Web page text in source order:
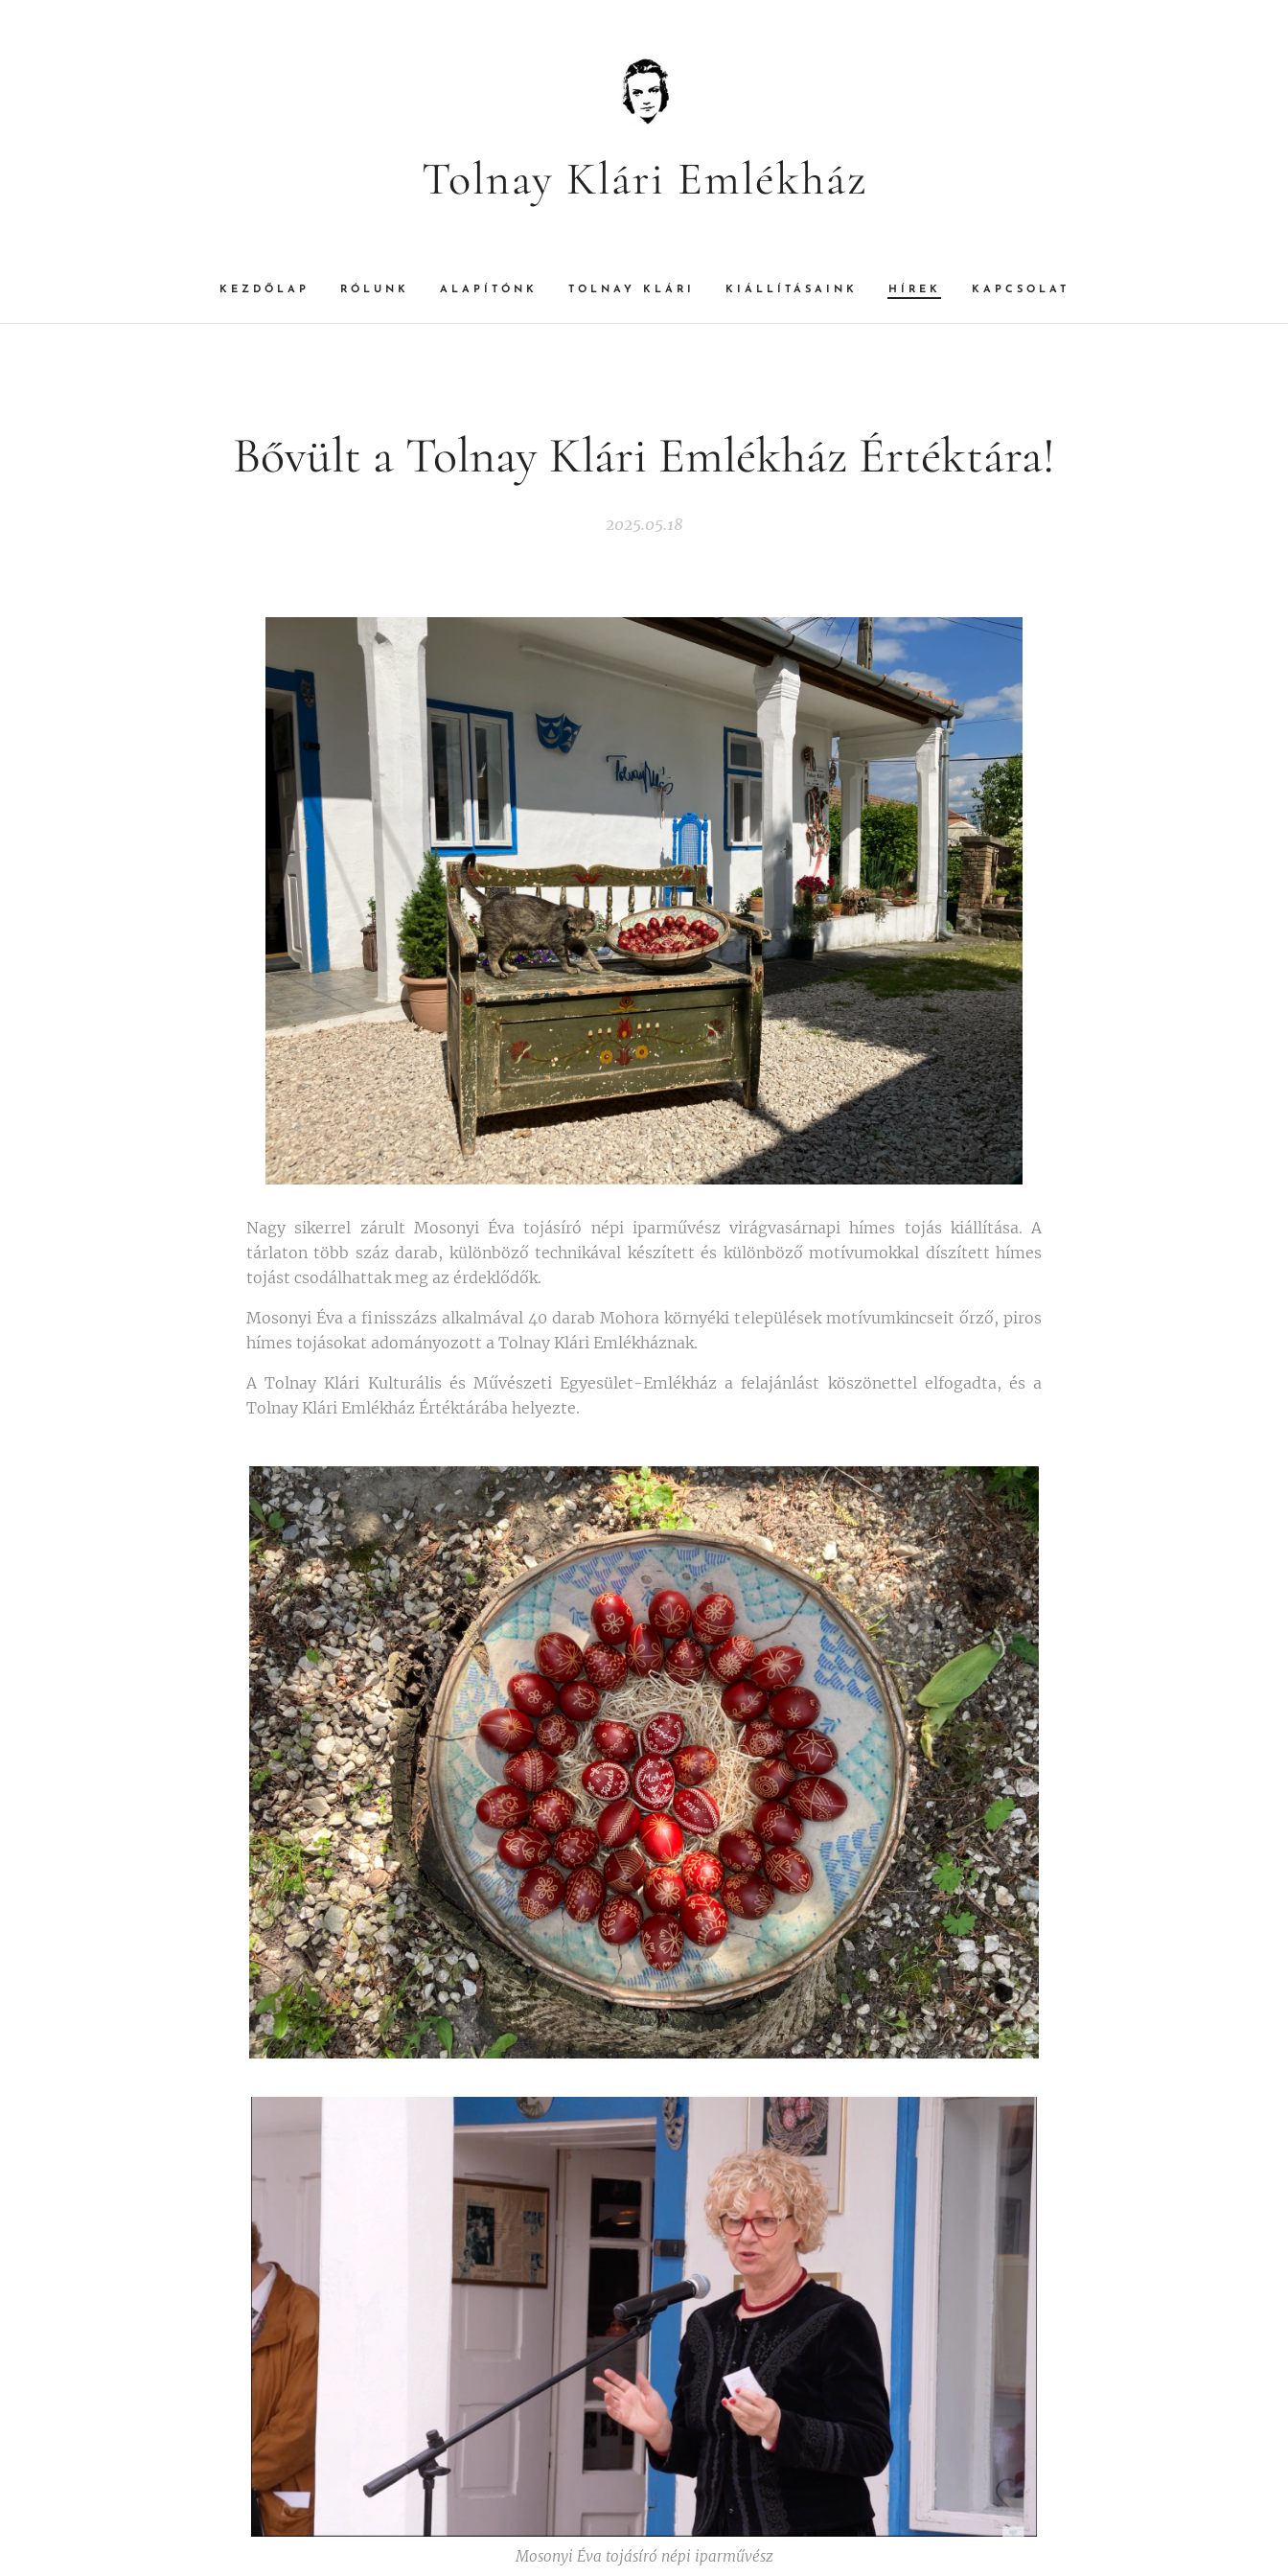
Tolnay Klári Emlékház
KEZDŐLAP RÓLUNK ALAPÍTÓNK TOLNAY KLÁRI KIÁLLÍTÁSAINK HÍREK KAPCSOLAT
Bővült a Tolnay Klári Emlékház Értéktára!
2025.05.18
Nagy sikerrel zárult Mosonyi Éva tojásíró népi iparművész virágvasárnapi hímes tojás kiállítása. A
tárlaton több száz darab, különböző technikával készített és különböző motívumokkal díszített hímes
tojást csodálhattak meg az érdeklődők.
Mosonyi Éva a finisszázs alkalmával 40 darab Mohora környéki települések motívumkincseit őrző, piros
hímes tojásokat adományozott a Tolnay Klári Emlékháznak.
A Tolnay Klári Kulturális és Művészeti Egyesület-Emlékház a felajánlást köszönettel elfogadta, és a
Tolnay Klári Emlékház Értéktárába helyezte.
Mosonyi Éva tojásíró népi iparművész